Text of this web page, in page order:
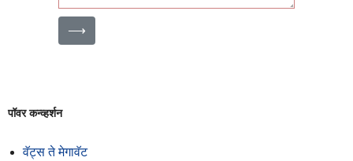
⟶
पॉवर कन्व्हर्शन
वॅट्स ते मेगावॅट